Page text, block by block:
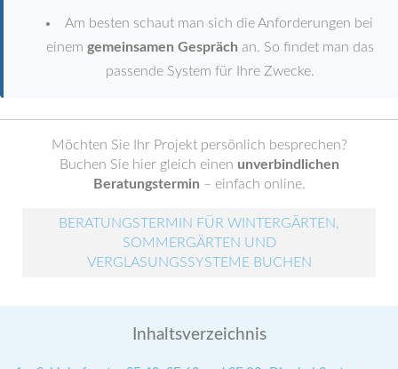
Am besten schaut man sich die Anforderungen bei
einem gemeinsamen Gespräch an. So findet man das
passende System für Ihre Zwecke.
Möchten Sie Ihr Projekt persönlich besprechen?
Buchen Sie hier gleich einen unverbindlichen
Beratungstermin – einfach online.
BERATUNGSTERMIN FÜR WINTERGÄRTEN,
SOMMERGÄRTEN UND
VERGLASUNGSSYSTEME BUCHEN
Inhaltsverzeichnis